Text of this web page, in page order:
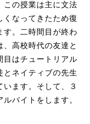
この授業は主に文法
くなってきたため復
す。二時間目が終わ
、高校時代の友達と
目はチュートリアル
とネイティブの先生
ます。そして、３
バイトをします。